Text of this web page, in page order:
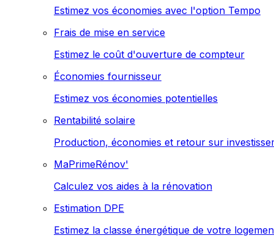
Estimez vos économies avec l'option Tempo
Frais de mise en service
Estimez le coût d'ouverture de compteur
Économies fournisseur
Estimez vos économies potentielles
Rentabilité solaire
Production, économies et retour sur
MaPrimeRénov'
Calculez vos aides à la rénovation
Estimation DPE
Estimez la classe énergétique de votre